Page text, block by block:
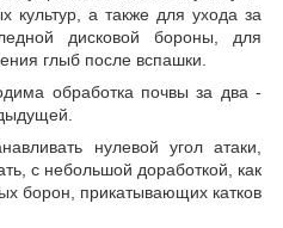
культур, а также для ухода за
дисковой бороны, для
глыб после вспашки.
обработка почвы за два -
нулевой угол атаки,
с небольшой доработкой, как
борон, прикатывающих катков